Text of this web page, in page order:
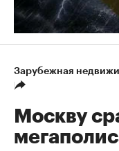
Зарубежная
Москву